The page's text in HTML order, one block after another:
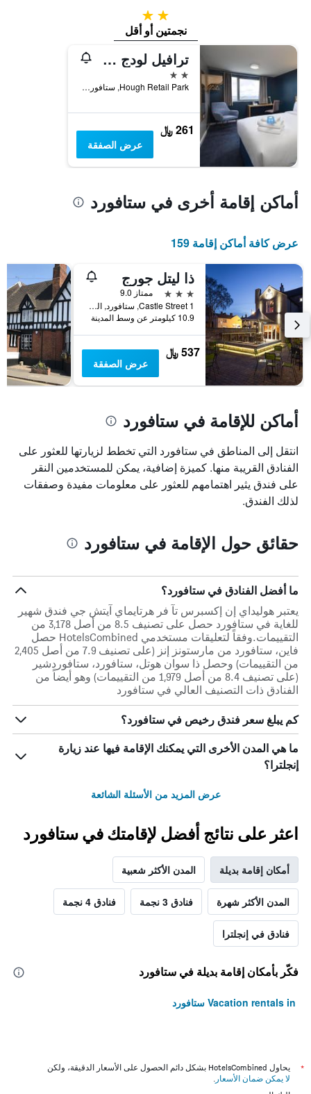
2 نجمتين
نجمتين أو أقل
ترافيل لودج ستافورد سنترال
2 نجمتين
Hough Retail Park, ستافورد, المملكة المتحدة
261 ﷼
عرض الصفقة
أماكن إقامة أخرى في ستافورد
عرض كافة أماكن إقامة 159
ذا ليتل جورج
3 نجوم
ممتاز 9.0
1 Castle Street, ستافورد, المملكة المتحدة
10.9 كيلومتر عن وسط المدينة
537 ﷼
عرض الصفقة
أماكن للإقامة في ستافورد
انتقل إلى المناطق في ستافورد التي تخطط لزيارتها للعثور على
الفنادق القريبة منها. كميزة إضافية، يمكن للمستخدمين النقر
على فندق يثير اهتمامهم للعثور على معلومات مفيدة وصفقات
لذلك الفندق.
حقائق حول الإقامة في ستافورد
ما أفضل الفنادق في ستافورد؟
يعتبر هوليداي إن إكسبرس تآ فر هرتايماي آيتش جي فندق شهير
للغاية في ستافورد حصل على تصنيف 8.5 من أصل 3,178 من
التقييمات.وفقاً لتعليقات مستخدمي HotelsCombined حصل
فاين، ستافورد من مارستونز إنز (على تصنيف 7.9 من أصل 2,405
من التقييمات) وحصل ذا سوان هوتل، ستافورد، ستافوردشير
(على تصنيف 8.4 من أصل 1,979 من التقييمات) وهو أيضاً من
الفنادق ذات التصنيف العالي في ستافورد
كم يبلغ سعر فندق رخيص في ستافورد؟
ما هي المدن الأخرى التي يمكنك الإقامة فيها عند زيارة
إنجلترا؟
عرض المزيد من الأسئلة الشائعة
اعثر على نتائج أفضل لإقامتك في ستافورد
أمكان إقامة بديلة المدن الأكثر شعبية
المدن الأكثر شهرة فنادق 3 نجمة فنادق 4 نجمة
فنادق في إنجلترا
فكّر بأمكان إقامة بديلة في ستافورد
Vacation rentals in ستافورد
*
يحاول HotelsCombined بشكل دائم الحصول على الأسعار الدقيقة، ولكن
لا يمكن ضمان الأسعار .